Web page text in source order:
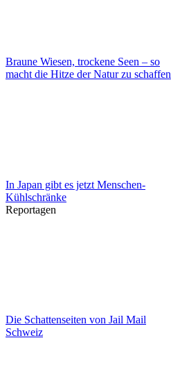
Braune Wiesen, trockene Seen – so
macht die Hitze der Natur zu schaffen
In Japan gibt es jetzt Menschen-
Kühlschränke
Reportagen
Die Schattenseiten von Jail Mail
Schweiz